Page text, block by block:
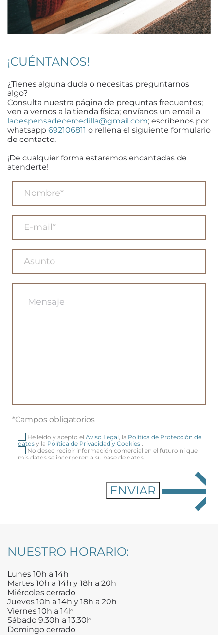
¡CUÉNTANOS!
¿Tienes alguna duda o necesitas preguntarnos
algo?
Consulta nuestra página de preguntas frecuentes;
ven a vernos a la tienda física; envíanos un email a
ladespensadecercedilla@gmail.com; escribenos por
whatsapp 692106811 o rellena el siguiente formulario
de contacto.
¡De cualquier forma estaremos encantadas de
atenderte!
*Campos obligatorios
He leído y acepto el Aviso Legal, la Política de Protección de
datos y la Política de Privacidad y Cookies .
No deseo recibir información comercial en el futuro ni que
mis datos se incorporen a su base de datos.
NUESTRO HORARIO:
Lunes 10h a 14h
Martes 10h a 14h y 18h a 20h
Miércoles cerrado
Jueves 10h a 14h y 18h a 20h
Viernes 10h a 14h
Sábado 9,30h a 13,30h
Domingo cerrado